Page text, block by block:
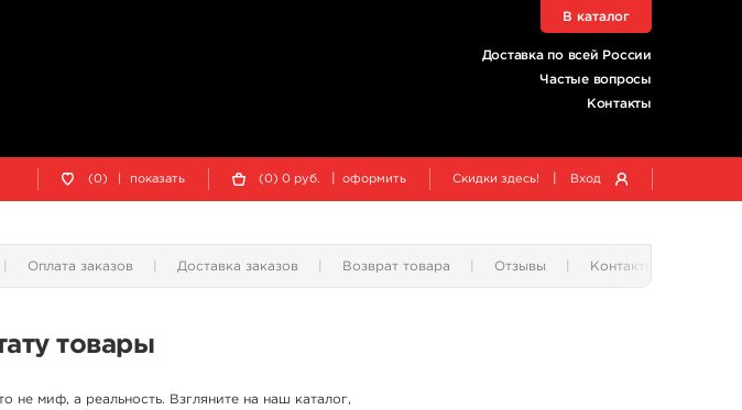
Доставка по всей России
Частые вопросы
Контакты
В каталог
(0) показать (0) 0 руб. оформить Скидки здесь! Вход
Оплата заказов Доставка заказов Возврат товара Отзывы Контакты
товары
не миф, а реальность. Взгляните на наш каталог,